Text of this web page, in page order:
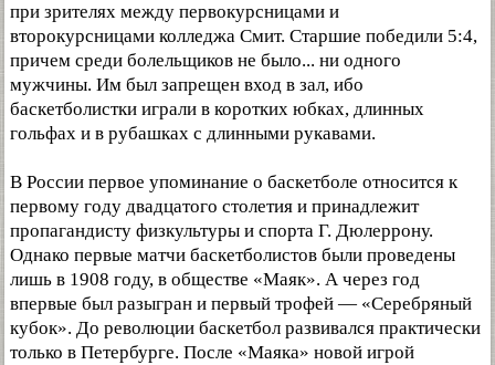
при зрителях между первокурсницами и
второкурсницами колледжа Смит. Старшие победили 5:4,
причем среди болельщиков не было... ни одного
мужчины. Им был запрещен вход в зал, ибо
баскетболистки играли в коротких юбках, длинных
гольфах и в рубашках с длинными рукавами.
В России первое упоминание о баскетболе относится к
первому году двадцатого столетия и принадлежит
пропагандисту физкультуры и спорта Г. Дюлеррону.
Однако первые матчи баскетболистов были проведены
лишь в 1908 году, в обществе «Маяк». А через год
впервые был разыгран и первый трофей — «Серебряный
кубок». До революции баскетбол развивался практически
только в Петербурге. После «Маяка» новой игрой